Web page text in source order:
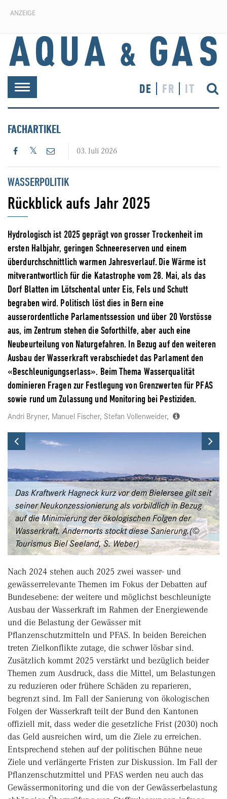
ANZEIGE
Toggle
navigation
DE FR IT
FACHARTIKEL
03. Juli 2026
WASSERPOLITIK
Rückblick aufs Jahr 2025
Hydrologisch ist 2025 geprägt von grosser Trockenheit im
ersten Halbjahr, geringen Schneereserven und einem
überdurchschnittlich warmen Jahresverlauf. Die Wärme ist
mitverantwortlich für die Katastrophe vom 28. Mai, als das
Dorf Blatten im Lötschental unter Eis, Fels und Schutt
begraben wird. Politisch löst dies in Bern eine
ausserordentliche Parlamentssession und über 20 Vorstösse
aus, im Zentrum stehen die Soforthilfe, aber auch eine
Neubeurteilung von Naturgefahren. In Bezug auf den weiteren
Ausbau der Wasserkraft verabschiedet das Parlament den
«Beschleunigungserlass». Beim Thema Wasserqualität
dominieren Fragen zur Festlegung von Grenzwerten für PFAS
sowie rund um Zulassung und Monitoring bei Pestiziden.
Andri Bryner, Manuel Fischer, Stefan Vollenweider,
Das Kraftwerk Hagneck kurz vor dem Bielersee gilt seit
seiner Neukonzessionierung als vorbildlich in Bezug
auf die Minimierung der ökologischen Folgen der
Wasserkraft. Andernorts stockt diese Sanierung.(©
Tourismus Biel Seeland, S. Weber)
Previous
Nach 2024 stehen auch 2025 zwei wasser- und
gewässerrelevante Themen im Fokus der Debatten auf
Bundesebene: der weitere und möglichst beschleunigte
Ausbau der Wasserkraft im Rahmen der Energiewende
und die Belastung der Gewässer mit
Pflanzenschutzmitteln und PFAS. In beiden Bereichen
treten Zielkonflikte zutage, die schwer lösbar sind.
Zusätzlich kommt 2025 verstärkt und bezüglich beider
Themen zum Ausdruck, dass die Mittel, um Belastungen
zu reduzieren oder frühere Schäden zu reparieren,
begrenzt sind. Im Fall der Sanierung von ökologischen
Folgen der Wasserkraft teilt der Bund den Kantonen
offiziell mit, dass weder die gesetzliche Frist (2030) noch
das Geld ausreichen wird, um die Ziele zu erreichen.
Entsprechend stehen auf der politischen Bühne neue
Ziele und verlängerte Fristen zur Diskussion. Im Fall der
Pflanzenschutzmittel und PFAS werden neu auch das
Gewässermonitoring und die von der Gewässerbelastung